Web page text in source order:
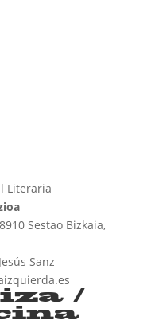
Literaria
Sestao Bizkaia,
Sanz
/